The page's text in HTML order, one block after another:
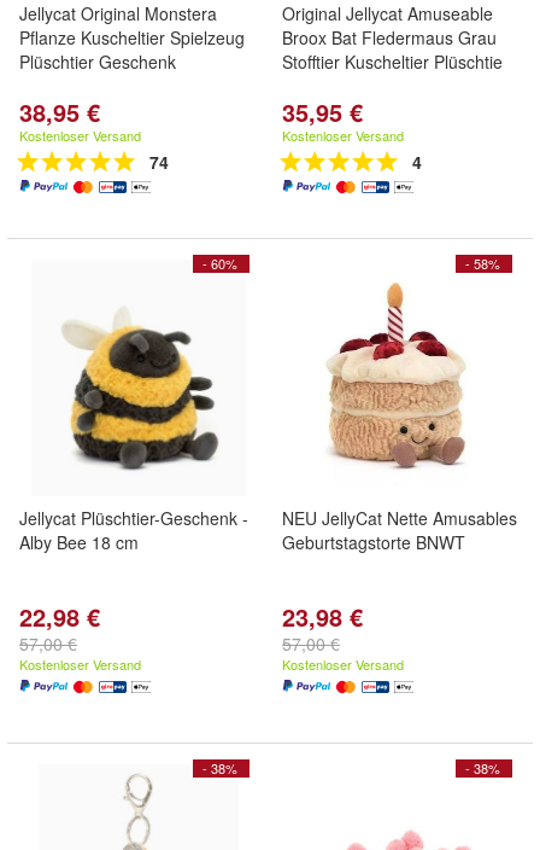
Jellycat Original Monstera
Pflanze Kuscheltier Spielzeug
Plüschtier Geschenk
38,95 €
Kostenloser Versand
74
Original Jellycat Amuseable
Broox Bat Fledermaus Grau
Stofftier Kuscheltier Plüschtie
35,95 €
Kostenloser Versand
4
- 60%
Jellycat Plüschtier-Geschenk -
Alby Bee 18 cm
22,98 €
57,00 €
Kostenloser Versand
- 58%
NEU JellyCat Nette Amusables
Geburtstagstorte BNWT
23,98 €
57,00 €
Kostenloser Versand
- 38% - 38%